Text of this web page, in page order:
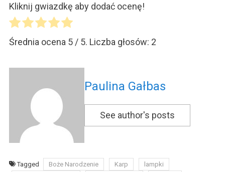
Kliknij gwiazdkę aby dodać ocenę!
Średnia ocena 5/ 5. Liczba głosów: 2
Paulina Gałbas
See author's posts
Tagged Boże Narodzenie Karp
lampki